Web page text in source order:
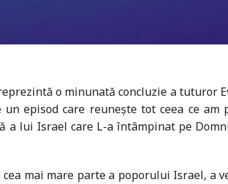
o minunată concluzie a tuturor
episod care reunește tot ceea ce am
lui Israel care L-a întâmpinat pe
mai mare parte a poporului Israel, a